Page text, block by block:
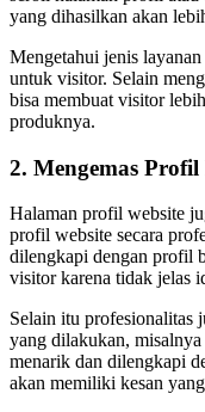
yang dihasilkan akan
Mengetahui jenis
untuk visitor. Selain
bisa membuat visitor
produknya.
2. Mengemas Profil
Halaman profil website
profil website secara
dilengkapi dengan profil
visitor karena tidak jelas
Selain itu profesionalitas
yang dilakukan,
menarik dan dilengkapi
akan memiliki kesan